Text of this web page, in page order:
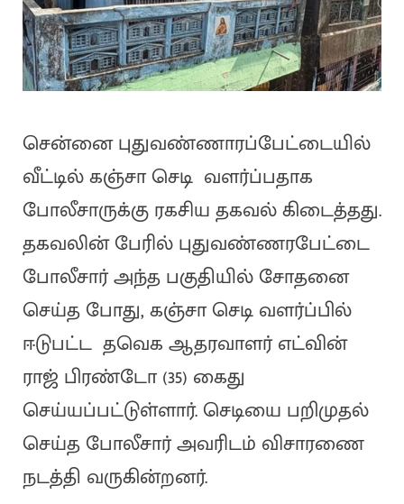
சென்னை புதுவண்ணாரப்பேட்டையில்
வீட்டில் கஞ்சா செடி வளர்ப்பதாக
போலீசாருக்கு ரகசிய தகவல் கிடைத்தது.
தகவலின் பேரில் புதுவண்ணரபேட்டை
போலீசார் அந்த பகுதியில் சோதனை
செய்த போது, கஞ்சா செடி வளர்ப்பில்
ஈடுபட்ட தவெக ஆதரவாளர் எட்வின்
ராஜ் பிரண்டோ (35) கைது
செய்யப்பட்டுள்ளார். செடியை பறிமுதல்
செய்த போலீசார் அவரிடம் விசாரணை
நடத்தி வருகின்றனர்.